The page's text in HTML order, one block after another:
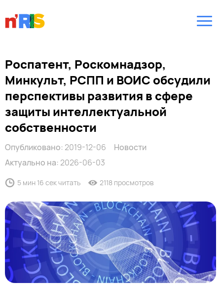
Роспатент, Роскомнадзор,
Минкульт, РСПП и ВОИС обсудили
перспективы развития в сфере
защиты интеллектуальной
собственности
Опубликовано: 2019-12-06
Актуально на: 2026-06-03
Новости
5 мин 16 сек читать 2118 просмотров